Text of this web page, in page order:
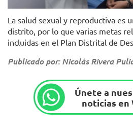
La salud sexual y reproductiva es
distrito, por lo que varias metas
incluidas en el Plan Distrital de
Publicado por: Nicolás Rivera
Únete a
noticias en